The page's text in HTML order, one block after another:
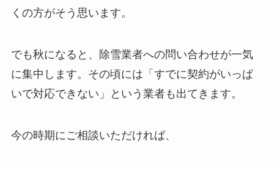
くの方がそう思います。
でも秋になると、除雪業者への問い合わせが一気
に集中します。その頃には「すでに契約がいっぱ
いで対応できない」という業者も出てきます。
今の時期にご相談いただければ、